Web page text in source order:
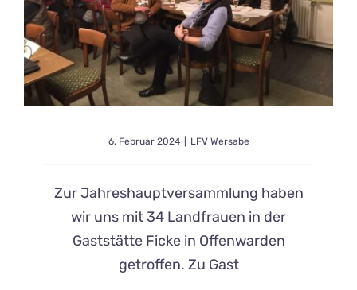
6. Februar 2024 LFV Wersabe
Zur Jahreshauptversammlung haben
wir uns mit 34 Landfrauen in der
Gaststätte Ficke in Offenwarden
getroffen. Zu Gast